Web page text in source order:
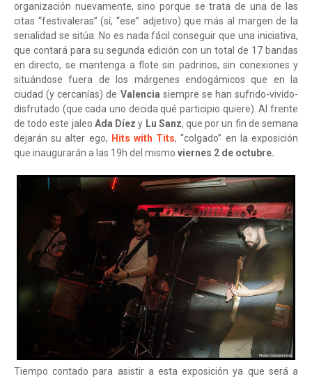
organización nuevamente, sino porque se trata de una de las
citas “festivaleras” (sí, “ese” adjetivo) que más al margen de la
serialidad se sitúa. No es nada fácil conseguir que una iniciativa,
que contará para su segunda edición con un total de 17 bandas
en directo, se mantenga a flote sin padrinos, sin conexiones y
situándose fuera de los márgenes endogámicos que en la
ciudad (y cercanías) de Valencia siempre se han sufrido-vivido-
disfrutado (que cada uno decida qué participio quiere). Al frente
de todo este jaleo Ada Díez y Lu Sanz, que por un fin de semana
dejarán su alter ego, Hits with Tits, “colgado” en la exposición
que inaugurarán a las 19h del mismo viernes 2 de octubre.
Tiempo contado para asistir a esta exposición ya que será a